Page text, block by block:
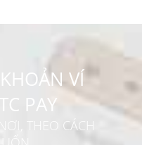
VÍ
PAY
THEO CÁCH